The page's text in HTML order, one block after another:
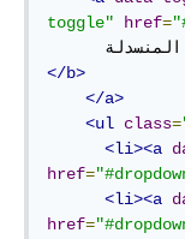
toggle"
href=
</b>
</a>
<ul class=
<li><a
href=
<li><a
href=